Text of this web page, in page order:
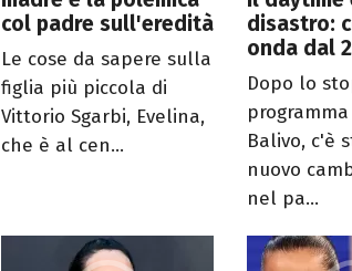
col padre sull'eredità
Le cose da sapere sulla
figlia più piccola di
Vittorio Sgarbi, Evelina,
che è al cen...
disastro:
onda dal
Dopo lo
Balivo, c'è
nuovo
nel pa...